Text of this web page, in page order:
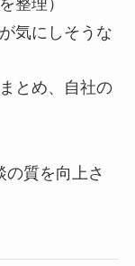
気にしそうな
とめ、自社の
質を向上さ